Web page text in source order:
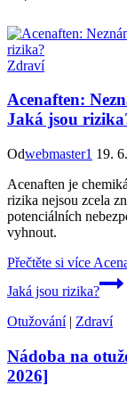
Zdraví
Acenaften:
Jaká jsou
Odwebmaster1 19.
Acenaften je
rizika nejsou zcela
potenciálních
vyhnout.
Přečtěte si více
Jaká jsou rizika?
Otužování| Zdraví
Nádoba na
2026]